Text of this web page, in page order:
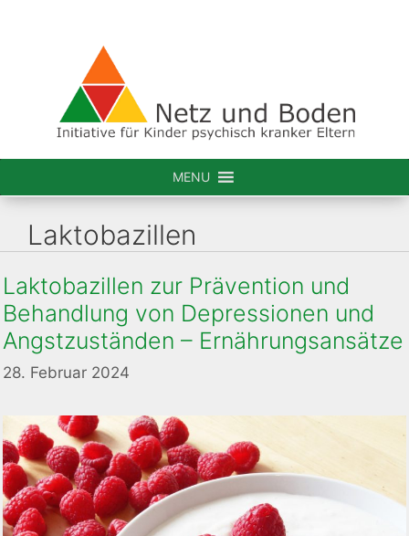
MENU
Laktobazillen
Laktobazillen zur Prävention und
Behandlung von Depressionen und
Angstzuständen – Ernährungsansätze
28. Februar 2024